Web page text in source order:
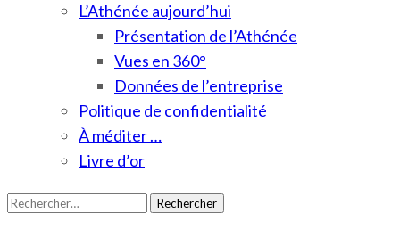
L’Athénée aujourd’hui
Présentation de l’Athénée
Vues en 360°
Données de l’entreprise
Politique de confidentialité
À méditer …
Livre d’or
Rechercher :